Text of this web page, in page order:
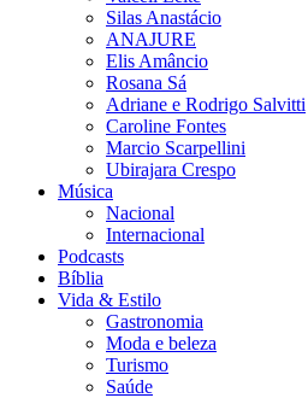
Silas Anastácio
ANAJURE
Elis Amâncio
Rosana Sá
Adriane e Rodrigo Salvitti
Caroline Fontes
Marcio Scarpellini
Ubirajara Crespo
Música
Nacional
Internacional
Podcasts
Bíblia
Vida & Estilo
Gastronomia
Moda e beleza
Turismo
Saúde